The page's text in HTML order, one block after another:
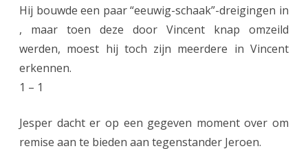
Hij bouwde een paar “eeuwig-schaak”-dreigingen in
, maar toen deze door Vincent knap omzeild
werden, moest hij toch zijn meerdere in Vincent
erkennen.
1 – 1
Jesper dacht er op een gegeven moment over om
remise aan te bieden aan tegenstander Jeroen.